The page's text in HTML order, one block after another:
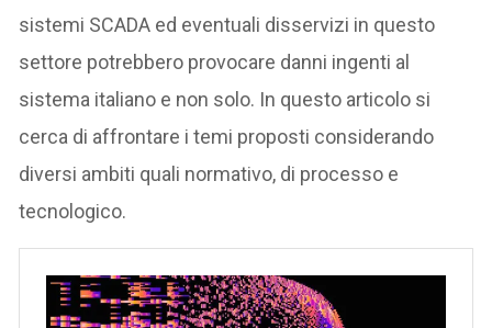
sistemi SCADA ed eventuali disservizi in questo
settore potrebbero provocare danni ingenti al
sistema italiano e non solo. In questo articolo si
cerca di affrontare i temi proposti considerando
diversi ambiti quali normativo, di processo e
tecnologico.